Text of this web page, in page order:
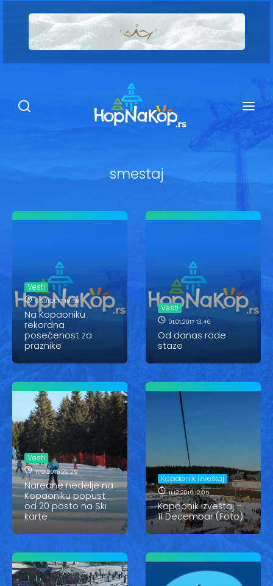
Ugostiteljstvo
Kop Info
Ski škole
Oglasi
Galerija
Copyright© 2020
HopNaKop
smestaj
Vesti
05.01.2017 19:59
Na Kopaoniku
rekordna
posećenost za
praznike
Vesti
01.01.2017 13:46
Od danas rade
staze
Vesti
11.12.2016 22:29
Naredne nedelje na
Kopaoniku popust
od 20 posto na Ski
karte
Kopaonik izveštaj
11.12.2016 12:05
Kopaonik izveštaj –
11 Decembar (Foto)